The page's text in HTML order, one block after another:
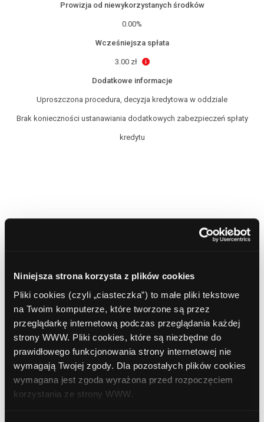
Niniejsza strona korzysta z plików cookies
Pliki cookies (czyli „ciasteczka”) to małe pliki tekstowe
na Twoim komputerze, które tworzone są przez
przeglądarkę internetową podczas przeglądania każdej
strony WWW. Pliki cookies, które są niezbędne do
prawidłowego funkcjonowania strony internetowej nie
wymagają Twojej zgody. Dla pozostałych plików cookies
wymagana jest zgoda wyrażona przed rozpoczęciem
korzystania ze strony WWW.
Prowizja od niewykorzystanych środków
0.00%
Wcześniejsza spłata
3.00 zł
Dodatkowe informacje
Uproszczona procedura, decyzja kredytowa w oddziale
Brak konieczności ustanawiania dodatkowych zabezpieczeń spłaty
kredytu
Alior Bank oferuje pożyczkę wakacyjną
Do końca września w Alior Banku będzie można skorzystać ze
specjalnej oferty pożyczki gotówkowej z promocyjnym
oprocentowaniem - tylko 7,9% w skali roku. Oferta dotyczy pożyczek do
20 000 zł.
Konkurs dla posiadaczy kart płatniczych Alior Banku